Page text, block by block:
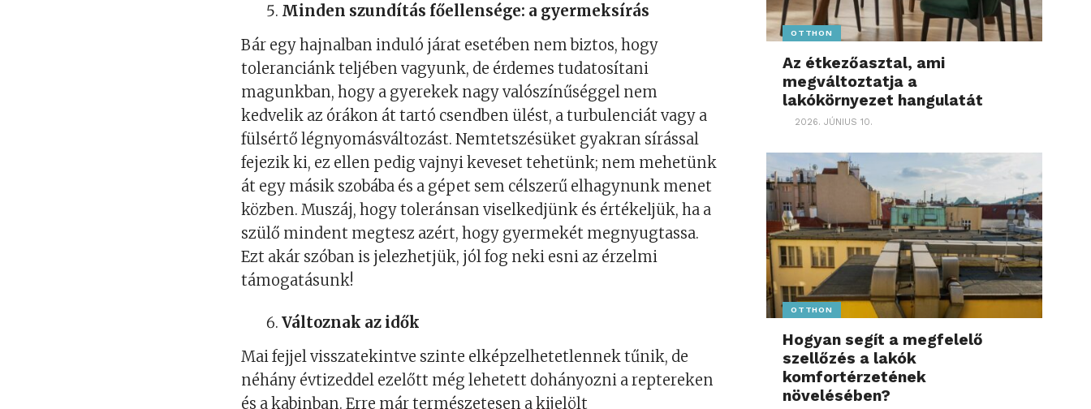
Minden szundítás főellensége: a gyermeksírás
Bár egy hajnalban induló járat esetében nem biztos, hogy
toleranciánk teljében vagyunk, de érdemes tudatosítani
magunkban, hogy a gyerekek nagy valószínűséggel nem
kedvelik az órákon át tartó csendben ülést, a turbulenciát vagy a
fülsértő légnyomásváltozást. Nemtetszésüket gyakran sírással
fejezik ki, ez ellen pedig vajnyi keveset tehetünk; nem mehetünk
át egy másik szobába és a gépet sem célszerű elhagynunk menet
közben. Muszáj, hogy toleránsan viselkedjünk és értékeljük, ha a
szülő mindent megtesz azért, hogy gyermekét megnyugtassa.
Ezt akár szóban is jelezhetjük, jól fog neki esni az érzelmi
támogatásunk!
Változnak az idők
Mai fejjel visszatekintve szinte elképzelhetetlennek tűnik, de
néhány évtizeddel ezelőtt még lehetett dohányozni a reptereken
és a kabinban. Erre már természetesen a kijelölt
OTTHON
Az étkezőasztal, ami
megváltoztatja a
lakókörnyezet hangulatát
2026. JÚNIUS 10.
OTTHON
Hogyan segít a megfelelő
szellőzés a lakók
komfortérzetének
növelésében?